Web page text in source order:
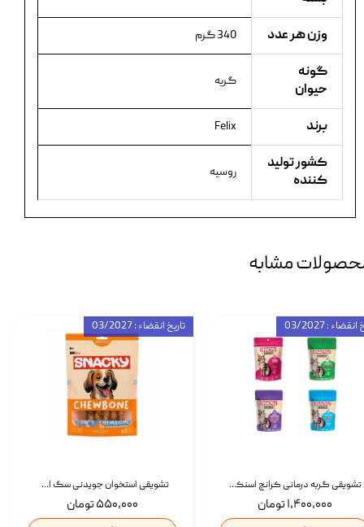
وزن هر عدد 340 گرم
گونه
حیوان
گربه
برند Felix
کشور تولید
کننده
روسیه
مشابه
تشویقی استخوان جویدنی سگ اسنکی کرانچی با طعم مرغ Snacky Crunchy Munchy وزن 100 گرم
۵۵۰,۰۰۰ تومان
تاریخ انقضاء : 03/2027
تشویقی گربه درمانی کرانچ اسنکی با طعم میکس Snacky Crunch Cat Treats وزن 60 گرم بسته 4 عددی
۱,۴۰۰,۰۰۰ تومان
: 03/2027